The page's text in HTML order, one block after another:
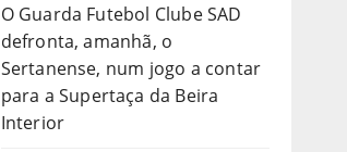
O Guarda Futebol Clube SAD
defronta, amanhã, o
Sertanense, num jogo a contar
para a Supertaça da Beira
Interior